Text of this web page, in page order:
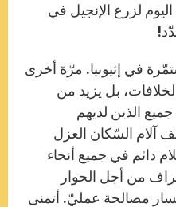
لزرع الإنجيل في
في إثيوبيا. مرّة أخرى
بل يزيد من
جميع الذين لديهم
آلام السّكان العزل
دائم في جميع أنحاء
من أجل الحوار
مصالحة عمليّ. أتمنى